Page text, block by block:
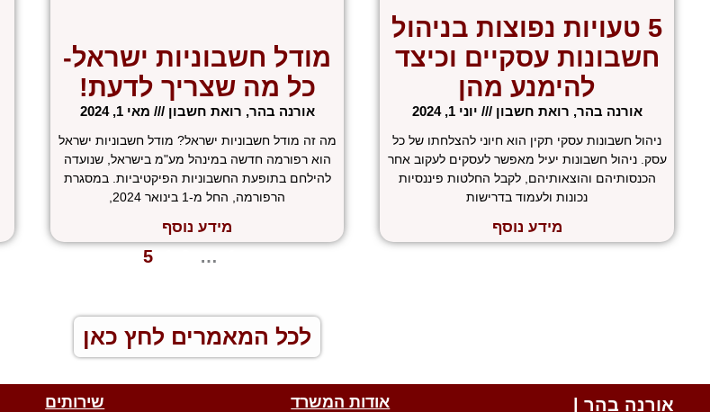
5 טעויות נפוצות בניהול
חשבונות עסקיים וכיצד
להימנע מהן
אורנה בהר, רואת חשבון יוני 1, 2024
ניהול חשבונות עסקי תקין הוא חיוני להצלחתו של כל
עסק. ניהול חשבונות יעיל מאפשר לעסקים לעקוב אחר
הכנסותיהם והוצאותיהם, לקבל החלטות פיננסיות
נכונות ולעמוד בדרישות
מידע נוסף
מודל חשבוניות ישראל-
כל מה שצריך לדעת!
אורנה בהר, רואת חשבון מאי 1, 2024
מה זה מודל חשבוניות ישראל? מודל חשבוניות ישראל
הוא רפורמה חדשה במינהל מע"מ בישראל, שנועדה
להילחם בתופעת החשבוניות הפיקטיביות. במסגרת
הרפורמה, החל מ-1 בינואר 2024,
מידע נוסף
…
5
לכל המאמרים לחץ כאן
אורנה בהר | אודות המשרד שירותים